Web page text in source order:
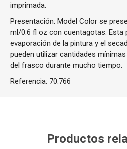
imprimada.
Presentación: Model Color se
ml/0.6 fl oz con cuentagotas. Esta
evaporación de la pintura y el
pueden utilizar cantidades
del frasco durante mucho tiempo.
Referencia: 70.766
Productos